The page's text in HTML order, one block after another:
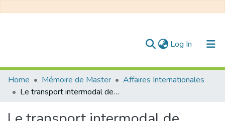
Log In (current)
Communities & Collections
All of DSpace
Statistics
Home Mémoire de Master
Affaires Internationales
Le transport intermodal de marchandise en Algérie : quel rôle pour l’entreprise STIM pour le développement du transport combiné rail route ? étude de cas Société Nationale du Transport Intermodal de Marchandises (STIM)